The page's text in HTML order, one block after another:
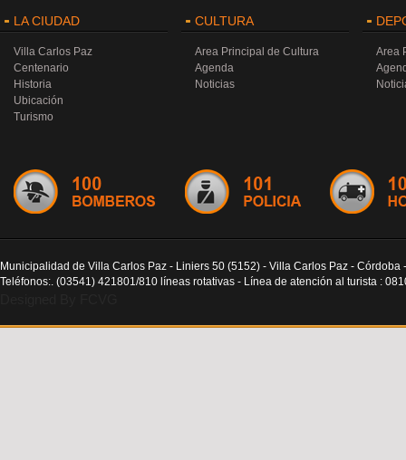
LA CIUDAD
Villa Carlos Paz
Centenario
Historia
Ubicación
Turismo
CULTURA
Area Principal de Cultura
Agenda
Noticias
Area
Municipalidad de Villa Carlos Paz - Liniers 50 (5152) - Villa Carlos Paz - Córdoba
Teléfonos:. (03541) 421801/810 líneas rotativas - Línea de atención al turista :